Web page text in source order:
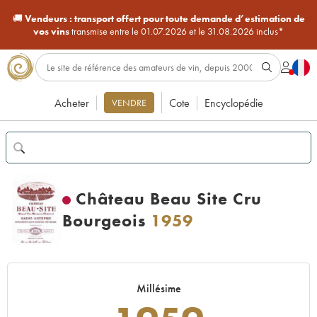
🚚Vendeurs : transport offert pour toute demande d’estimation de
vos vinstransmise entre le 01.07.2026 et le 31.08.2026 inclus*
Acheter VENDRE Cote Encyclopédie
Château Beau Site Cru
Bourgeois 1959
Millésime